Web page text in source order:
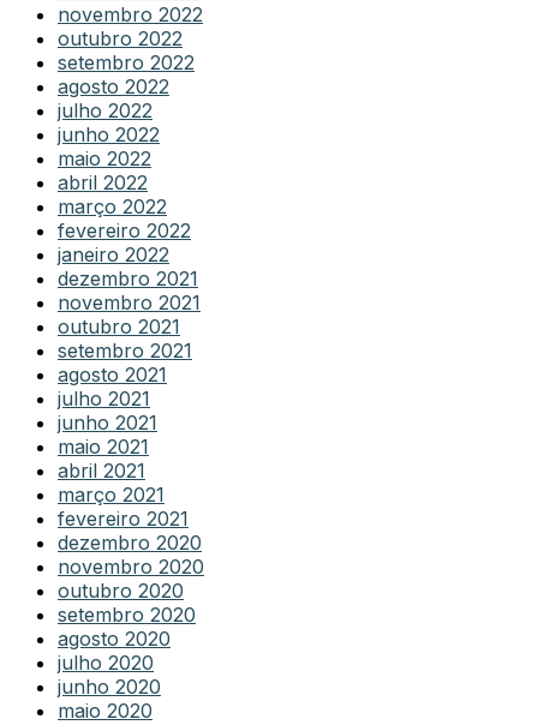
novembro 2022
outubro 2022
setembro 2022
agosto 2022
julho 2022
junho 2022
maio 2022
abril 2022
março 2022
fevereiro 2022
janeiro 2022
dezembro 2021
novembro 2021
outubro 2021
setembro 2021
agosto 2021
julho 2021
junho 2021
maio 2021
abril 2021
março 2021
fevereiro 2021
dezembro 2020
novembro 2020
outubro 2020
setembro 2020
agosto 2020
julho 2020
junho 2020
maio 2020